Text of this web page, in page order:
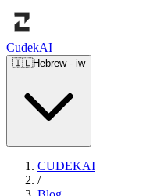
CudekAI
🇮🇱Hebrew- iw
CUDEKAI
/